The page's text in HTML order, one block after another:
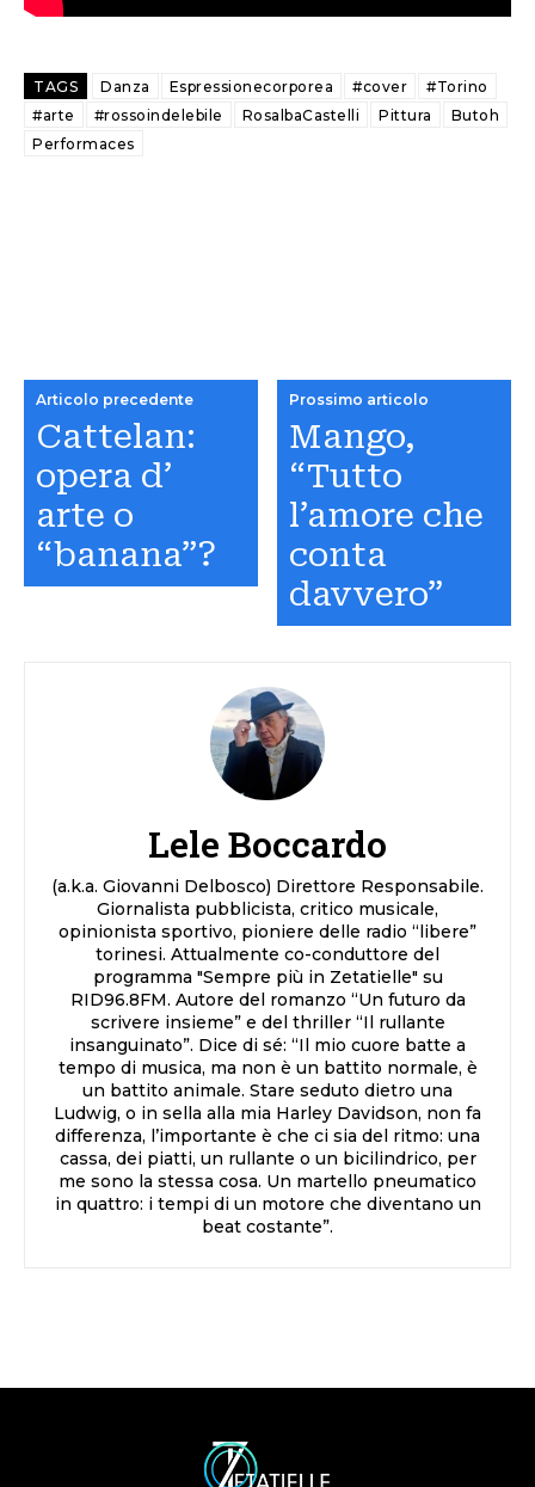
TAGS Danza Espressionecorporea #cover
#Torino
#arte
#rossoindelebile RosalbaCastelli Pittura
Butoh
Performaces
Articolo precedente
Cattelan:
opera d’
arte o
“banana”?
Prossimo articolo
Mango,
“Tutto
l’amore che
conta
davvero”
Lele Boccardo
(a.k.a. Giovanni Delbosco) Direttore Responsabile.
Giornalista pubblicista, critico musicale,
opinionista sportivo, pioniere delle radio “libere”
torinesi. Attualmente co-conduttore del
programma "Sempre più in Zetatielle" su
RID96.8FM. Autore del romanzo “Un futuro da
scrivere insieme” e del thriller “Il rullante
insanguinato”. Dice di sé: “Il mio cuore batte a
tempo di musica, ma non è un battito normale, è
un battito animale. Stare seduto dietro una
Ludwig, o in sella alla mia Harley Davidson, non fa
differenza, l’importante è che ci sia del ritmo: una
cassa, dei piatti, un rullante o un bicilindrico, per
me sono la stessa cosa. Un martello pneumatico
in quattro: i tempi di un motore che diventano un
beat costante”.